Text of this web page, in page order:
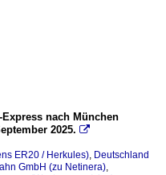
GmbH (zu Netinera)
nach München
2025. 
ER20 / Herkules), Deutschland
GmbH (zu Netinera),